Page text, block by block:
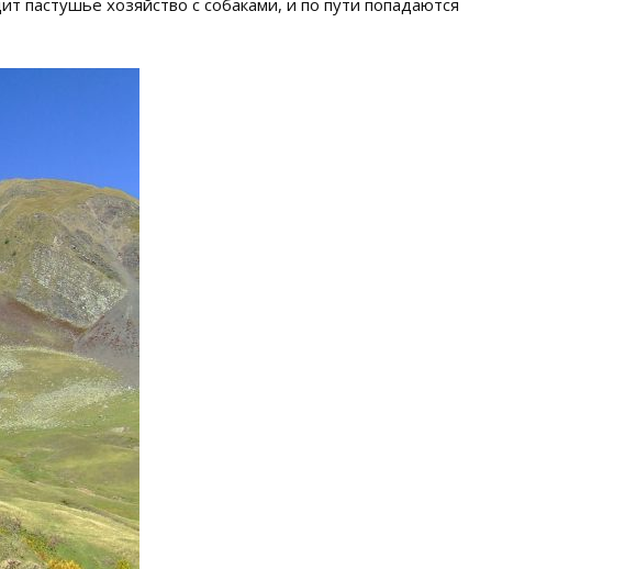
пастушье хозяйство с собаками, и по пути попадаются